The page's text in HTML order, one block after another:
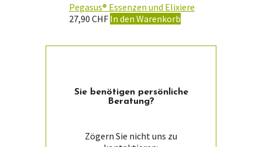
Pegasus® Essenzen und Elixiere
27,90 CHF In den Warenkorb
Sie ­benötigen persön­liche
Beratung?
Zögern Sie nicht uns zu